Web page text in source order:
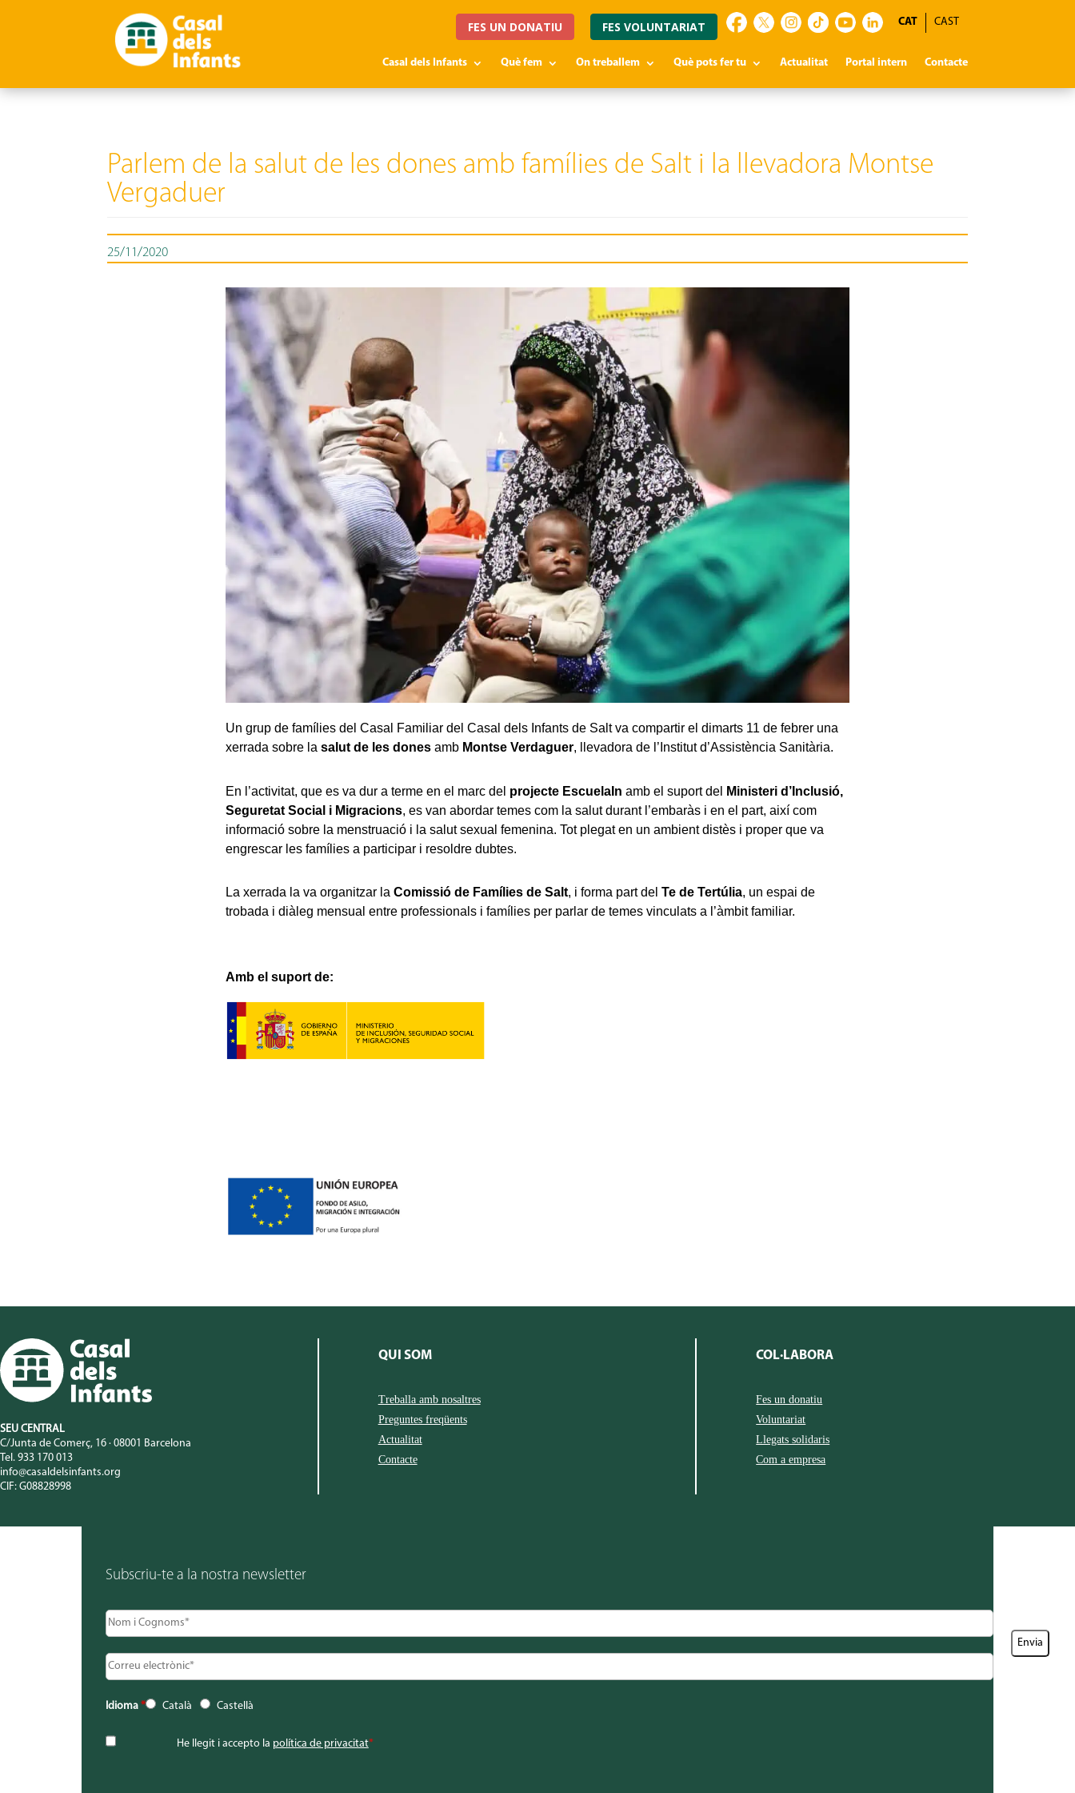
FES UN DONATIU FES VOLUNTARIAT CAST
CAT
Casal dels Infants Què fem On treballem Què pots fer tu Actualitat Portal intern Contacte
Parlem de la salut de les dones amb famílies de Salt i la llevadora Montse
Vergaduer
25/11/2020
Un grup de famílies del Casal Familiar del Casal dels Infants de Salt va compartir el dimarts 11 de febrer una
xerrada sobre lasalut de les dones amb Montse Verdaguer, llevadora de l’Institut d’Assistència Sanitària.
En l’activitat, que es va dur a terme en el marc del projecte EscuelaIn amb el suport del
Ministeri d’Inclusió,
Seguretat Social i Migracions, es van abordar temes com la salut durant l’embaràs i en el part, així com
informació sobre la menstruació i la salut sexual femenina. Tot plegat en un ambient distès i proper que va
engrescar les famílies a participar i resoldre dubtes.
La xerrada la va organitzar laComissió de Famílies de Salt, i forma part delTe de Tertúlia, un espai de
trobada i diàleg mensual entre professionals i famílies per parlar de temes vinculats a l’àmbit familiar.
Amb el suport de:
SEU CENTRAL
C/Junta de Comerç, 16 · 08001 Barcelona
Tel. 933 170 013
info@casaldelsinfants.org
CIF: G08828998
QUI SOM
Treballa amb nosaltres
Preguntes freqüents
Actualitat
Contacte
COL·LABORA
Fes un donatiu
Voluntariat
Llegats solidaris
Com a empresa
Subscriu-te a la nostra newsletter
Idioma * Català Castellà
He llegit i accepto la política de privacitat*